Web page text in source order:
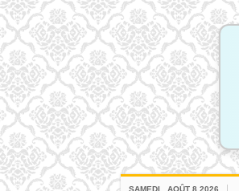
SAMEDI , AOÛT 8 2026